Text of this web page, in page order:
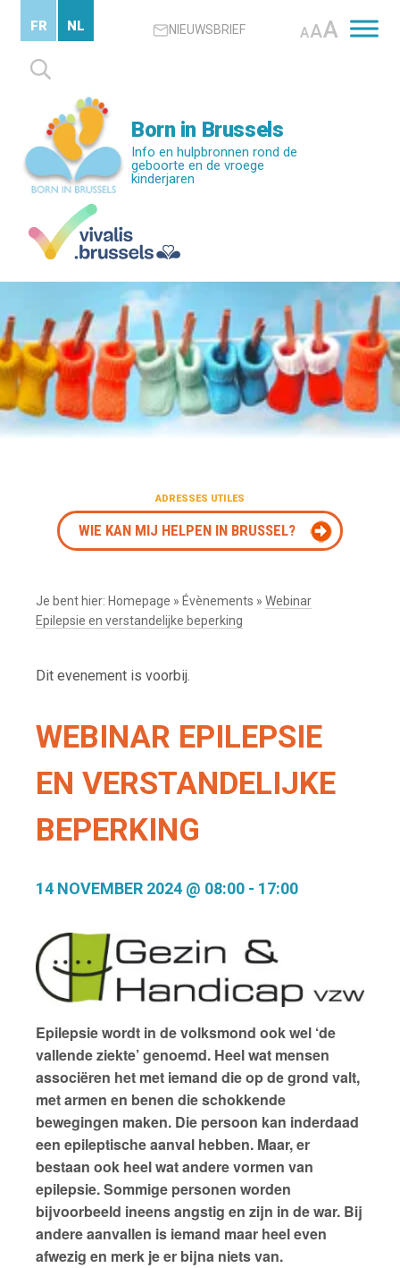
content
NIEUWSBRIEF AAA
Zoeken
naar:
FR NL
Born in Brussels
Info en hulpbronnen rond de
geboorte en de vroege
kinderjaren
ADRESSES UTILES
WIE KAN MIJ HELPEN IN BRUSSEL?
Je bent hier: Homepage » Évènements »Webinar
Epilepsie en verstandelijke beperking
Dit evenement is voorbij.
WEBINAR EPILEPSIE
EN VERSTANDELIJKE
BEPERKING
14 NOVEMBER 2024 @ 08:00 - 17:00
Epilepsie wordt in de volksmond ook wel ‘de
vallende ziekte’ genoemd. Heel wat mensen
associëren het met iemand die op de grond valt,
met armen en benen die schokkende
bewegingen maken. Die persoon kan inderdaad
een epileptische aanval hebben. Maar, er
bestaan ook heel wat andere vormen van
epilepsie. Sommige personen worden
bijvoorbeeld ineens angstig en zijn in de war. Bij
andere aanvallen is iemand maar heel even
afwezig en merk je er bijna niets van.